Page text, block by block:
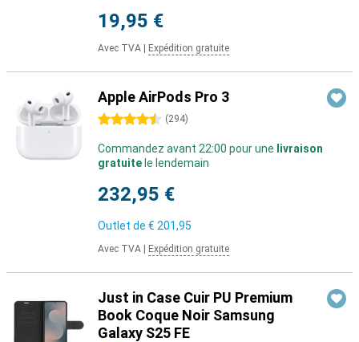
19,95 €
Avec TVA Expédition gratuite
Apple AirPods Pro 3
4.5 étoiles (294)
Commandez avant 22:00 pour une livraison
gratuite le lendemain
232,95 €
Outlet de € 201,95
Avec TVA Expédition gratuite
Just in Case Cuir PU Premium
Book Coque Noir Samsung
Galaxy S25 FE